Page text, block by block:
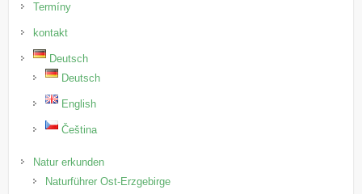
Termíny
kontakt
Deutsch
Deutsch
English
Čeština
Natur erkunden
Naturführer Ost-Erzgebirge